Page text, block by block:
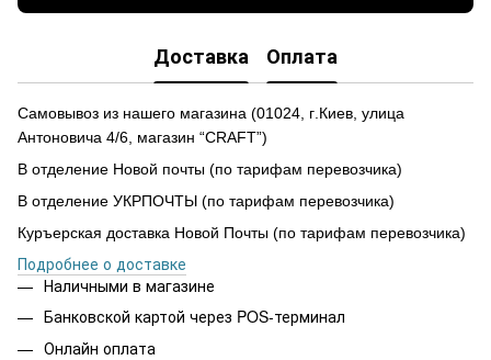
Доставка Оплата
Самовывоз из нашего магазина (01024, г .Киев, улица
Антоновича 4/6, магазин “CRAFT”)
В отделение Новой почты (по тарифам перевозчика)
В отделение УКРПОЧТЫ (по тарифам перевозчика)
Куръерская доставка Новой Почты (по тарифам перевозчика)
Подробнее о доставке
Наличными в магазине
Банковской картой через POS-терминал
Онлайн оплата